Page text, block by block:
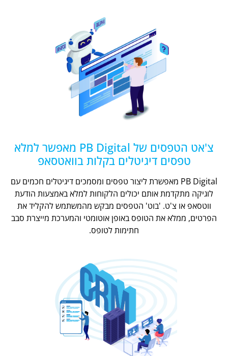
צ'אט הטפסים של PB Digital מאפשר למלא
טפסים דיגיטלים בקלות בוואטסאפ
PB Digital מאפשרת ליצור טפסים ומסמכים דיגיטלים חכמים עם
לוגיקה מתקדמת אותם יכולים הלקוחות למלא באמצעות הודעת
ווטסאפ או צ'ט. 'בוט' הטפסים מבקש מהמשתמש להקליד את
הפרטים, ממלא את הטופס באופן אוטומטי והמערכת מייצרת סבב
חתימות לטופס.